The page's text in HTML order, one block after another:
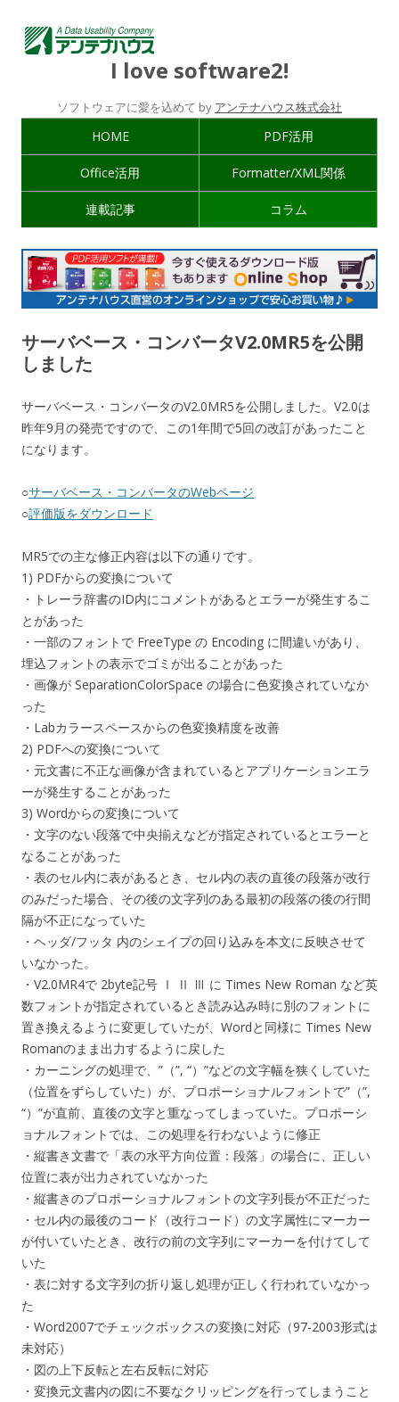
I love software2!
ソフトウェアに愛を込めて by アンテナハウス株式会社
HOME PDF活用
Office活用 Formatter/XML関係
連載記事 コラム
サーバベース・コンバータV2.0MR5を公開
しました
サーバベース・コンバータのV2.0MR5を公開しました。V2.0は
昨年9月の発売ですので、この1年間で5回の改訂があったこと
になります。
○サーバベース・コンバータのWebページ
○評価版をダウンロード
MR5での主な修正内容は以下の通りです。
1) PDFからの変換について
・トレーラ辞書のID内にコメントがあるとエラーが発生するこ
とがあった
・一部のフォントで FreeType の Encoding に間違いがあり、
埋込フォントの表示でゴミが出ることがあった
・画像が SeparationColorSpace の場合に色変換されていなか
った
・Labカラースペースからの色変換精度を改善
2) PDFへの変換について
・元文書に不正な画像が含まれているとアプリケーションエラ
ーが発生することがあった
3) Wordからの変換について
・文字のない段落で中央揃えなどが指定されているとエラーと
なることがあった
・表のセル内に表があるとき、セル内の表の直後の段落が改行
のみだった場合、その後の文字列のある最初の段落の後の行間
隔が不正になっていた
・ヘッダ/フッタ 内のシェイプの回り込みを本文に反映させて
いなかった。
・V2.0MR4で 2byte記号 Ⅰ Ⅱ Ⅲ に Times New Roman など英
数フォントが指定されているとき読み込み時に別のフォントに
置き換えるように変更していたが、Wordと同様に Times New
Romanのまま出力するように戻した
・カーニングの処理で、”（”, “）”などの文字幅を狭くしていた
（位置をずらしていた）が、プロポーショナルフォントで”（”,
“）”が直前、直後の文字と重なってしまっていた。プロポーシ
ョナルフォントでは、この処理を行わないように修正
・縦書き文書で「表の水平方向位置：段落」の場合に、正しい
位置に表が出力されていなかった
・縦書きのプロポーショナルフォントの文字列長が不正だった
・セル内の最後のコード（改行コード）の文字属性にマーカー
が付いていたとき、改行の前の文字列にマーカーを付けてして
いた
・表に対する文字列の折り返し処理が正しく行われていなかっ
た
・Word2007でチェックボックスの変換に対応（97-2003形式は
未対応）
・図の上下反転と左右反転に対応
・変換元文書内の図に不要なクリッピングを行ってしまうこと